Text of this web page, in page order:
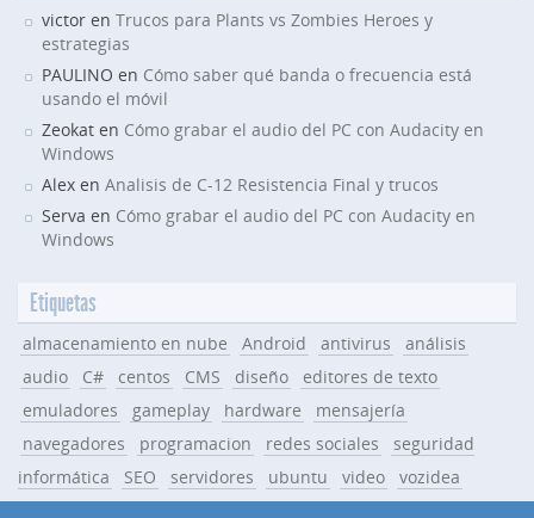
victor en Trucos para Plants vs Zombies Heroes y
estrategias
PAULINO en Cómo saber qué banda o frecuencia está
usando el móvil
Zeokat en Cómo grabar el audio del PC con Audacity en
Windows
Alex en Analisis de C-12 Resistencia Final y trucos
Serva en Cómo grabar el audio del PC con Audacity en
Windows
Etiquetas
almacenamiento en nube Android antivirus
análisis
audio
C# centos CMS diseño
editores de texto
emuladores
gameplay hardware
mensajería
navegadores
programacion redes sociales
seguridad
informática
SEO servidores ubuntu video
vozidea